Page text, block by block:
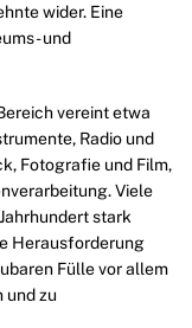
wider. Eine
und
vereint etwa
, Radio und
Fotografie und Film,
Viele
stark
Herausforderung
Fülle vor allem
und zu